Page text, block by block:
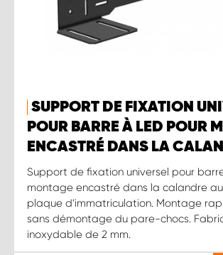
SUPPORT DE FIXATION
POUR BARRE À LED POUR
ENCASTRÉ DANS LA
Support de fixation universel pour
montage encastré dans la calandre
plaque d’immatriculation. Montage
sans démontage du pare-chocs.
inoxydable de 2 mm.